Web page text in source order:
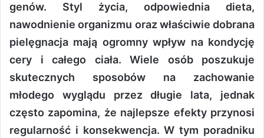
genów. Styl życia, odpowiednia dieta,
nawodnienie organizmu oraz właściwie dobrana
pielęgnacja mają ogromny wpływ na kondycję
cery i całego ciała. Wiele osób poszukuje
skutecznych sposobów na zachowanie
młodego wyglądu przez długie lata, jednak
często zapomina, że najlepsze efekty przynosi
regularność i konsekwencja. W tym poradniku